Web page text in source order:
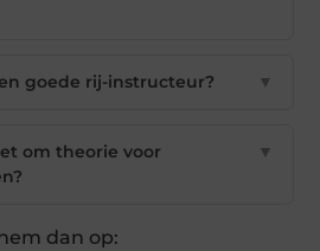
goede rij-instructeur? ▼
om theorie voor
▼
dan op: